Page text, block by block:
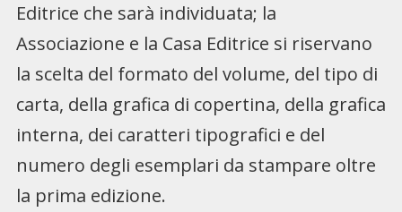
Editrice che sarà individuata; la
Associazione e la Casa Editrice si riservano
la scelta del formato del volume, del tipo di
carta, della grafica di copertina, della grafica
interna, dei caratteri tipografici e del
numero degli esemplari da stampare oltre
la prima edizione.